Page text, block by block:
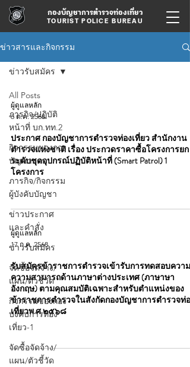
กองบัญชาการตำรวจท่องเที่ยว
TOURIST POLICE BUREAU
ข่าวสารและกิจกรรม
All Posts
ภารกิจ/ปฏิบัติ
หน้าที่ บก.ทท.2
กิจกรรมของกอง
บัญชาการ
ภารกิจ/กิจกรรม
ผู้บังคับบัญชา
ข่าวประกาศ
และคำสั่ง
ข่าวรับสมัคร
จัดซื้อจัดจ้าง/
แผน/ตัวชี้วัด
กิจกรรมของกอง
บังคับการท่อง
เที่ยว-1
จัดซื้อจัดจ้าง/
แผน/ตัวชี้วัด
ข่าวรับสมัคร
ผู้ดูแลหลัก
6 ต.ค. 2568
ประกาศ กองบัญชาการตำรวจท่องเที่ยว สำนักงาน
ตำรวจแห่งชาติ เรื่อง ประกวดราคาซื้อโครงการยก
ระดับชุดอุปกรณ์ปฏิบัติหน้าที่ (Smart Patrol) 1
โครงการ
ผู้ดูแลหลัก
17 ก.ค. 2568
รับสมัครข้าราชการตำรวจเข้ารับการทดสอบความรู้
ความสามารถด้านภาษาต่างประเทศ (ภาษาษา
อังกฤษ) ตามคุณสมบัติเฉพาะสำหรับตำแหน่งของ
ข้าราชการตำรวจในสังกัดกองบัญชาการตำรวจท่อง
เที่ยวพ.ศ.๒๕๖๘